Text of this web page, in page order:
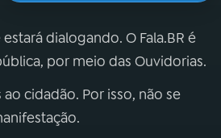
dialogando. O Fala.BR é
por meio das Ouvidorias.
cidadão. Por isso, não se